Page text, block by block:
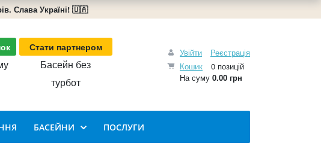
Слава Україні! 🇺🇦
Увійти
Реєстрація
Кошик
0 позицій
На суму 0.00 грн
Стати партнером
Басейн без
турбот
БАСЕЙНИ ПОСЛУГИ